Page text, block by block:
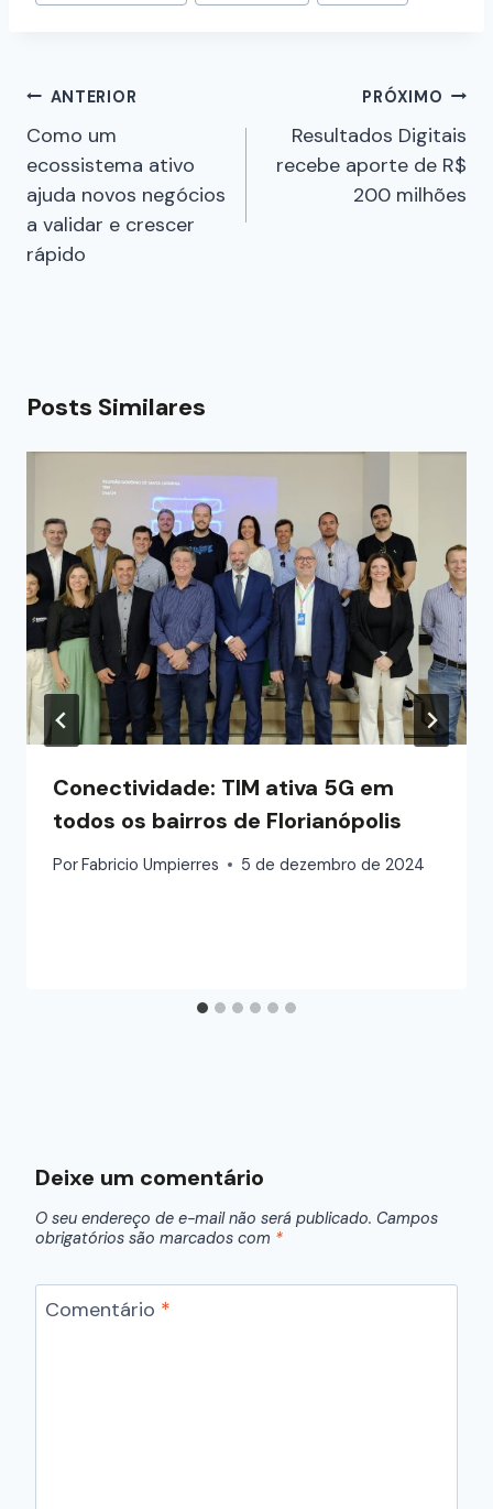
ANTERIOR
Como um
ecossistema ativo
ajuda novos negócios
a validar e crescer
rápido
PRÓXIMO
Resultados Digitais
recebe aporte de R$
200 milhões
Posts Similares
Conectividade: TIM ativa 5G em
todos os bairros de Florianópolis
PorFabricio Umpierres 5 de dezembro de 2024
Deixe um comentário
O seu endereço de e-mail não será publicado. Campos
obrigatórios são marcados com *
Comentário *